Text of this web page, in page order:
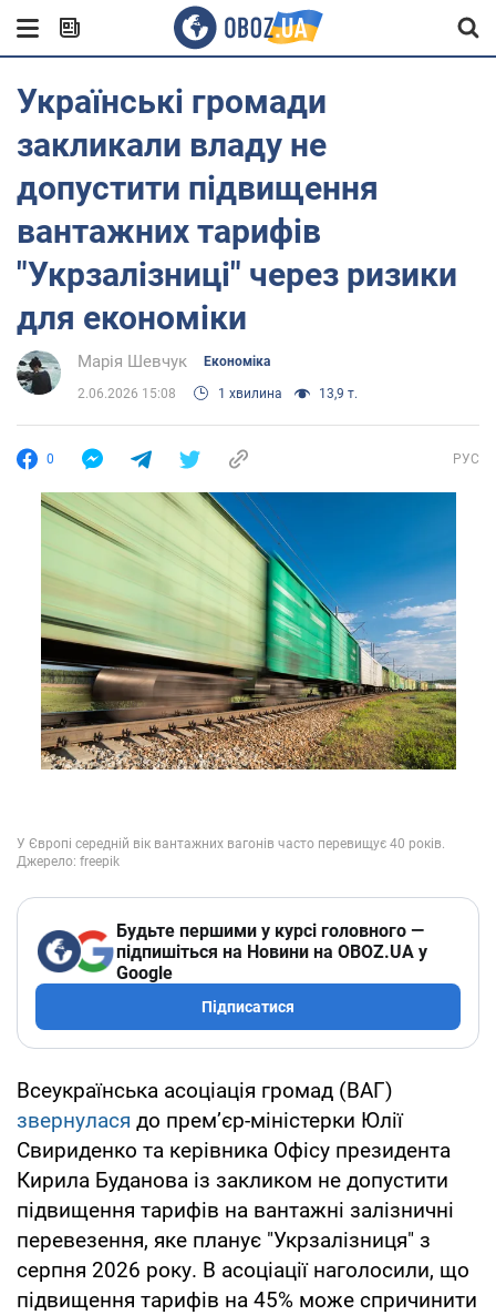
Українські громади
закликали владу не
допустити підвищення
вантажних тарифів
"Укрзалізниці" через ризики
для економіки
Марія Шевчук Економіка
2.06.2026 15:08 1 хвилина 13,9 т.
0 РУС
Будьте першими у курсі головного —
підпишіться на Новини на OBOZ.UA у
Google
Підписатися
Всеукраїнська асоціація громад (ВАГ)
звернулася до прем’єр-міністерки Юлії
Свириденко та керівника Офісу президента
Кирила Буданова із закликом не допустити
підвищення тарифів на вантажні залізничні
перевезення, яке планує "Укрзалізниця" з
серпня 2026 року. В асоціації наголосили, що
підвищення тарифів на 45% може спричинити